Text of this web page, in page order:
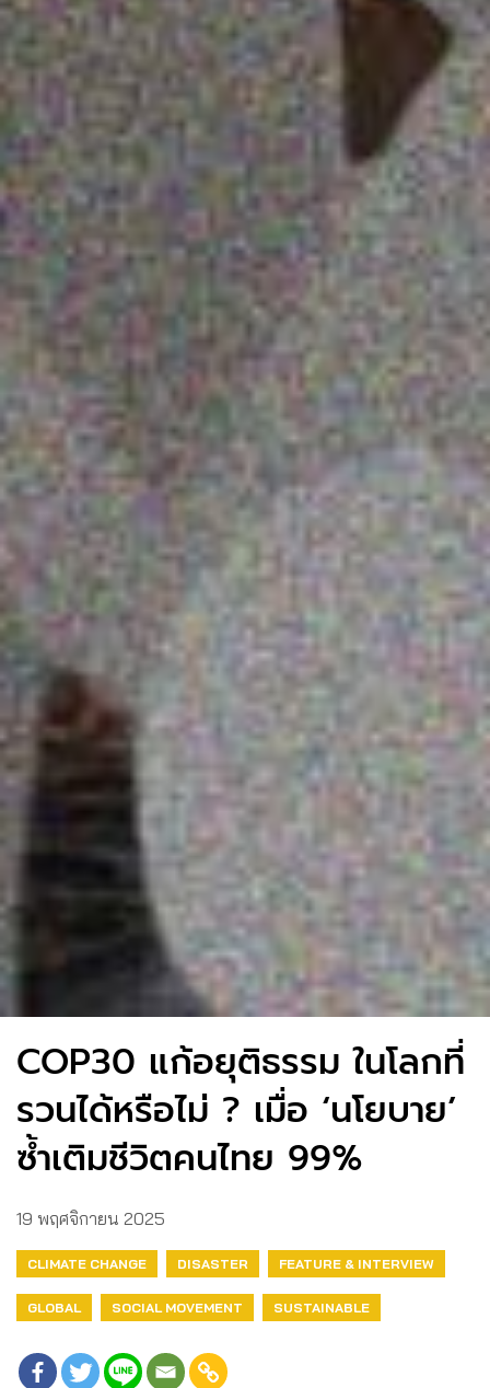
COP30 แก้อยุติธรรม ในโลกที่
รวนได้หรือไม่ ? เมื่อ ‘นโยบาย’
ซ้ำเติมชีวิตคนไทย 99%
19 พฤศจิกายน 2025
CLIMATE CHANGE DISASTER FEATURE & INTERVIEW
GLOBAL SOCIAL MOVEMENT SUSTAINABLE